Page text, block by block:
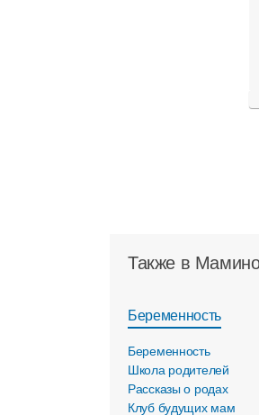
Также в
Беременность
Беременность
Школа родителей
Рассказы о родах
Клуб будущих мам